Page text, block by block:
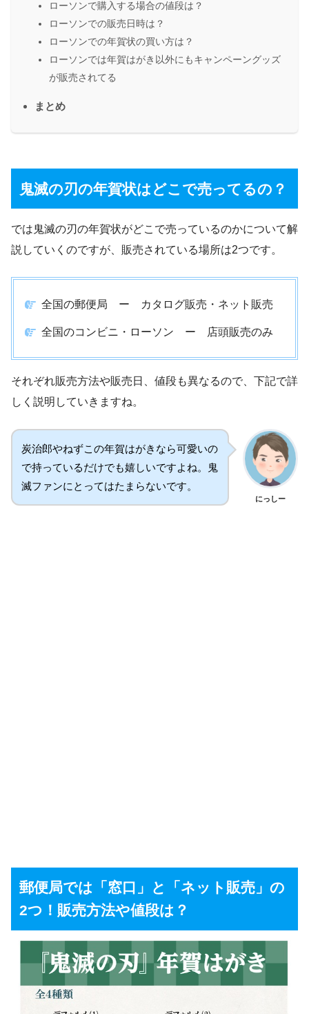
ローソンで購入する場合の値段は？
ローソンでの販売日時は？
ローソンでの年賀状の買い方は？
ローソンでは年賀はがき以外にもキャンペーングッズ
が販売されてる
まとめ
鬼滅の刃の年賀状はどこで売ってるの？
では鬼滅の刃の年賀状がどこで売っているのかについて解
説していくのですが、販売されている場所は2つです。
全国の郵便局 ー カタログ販売・ネット販売
全国のコンビニ・ローソン ー 店頭販売のみ
それぞれ販売方法や販売日、値段も異なるので、下記で詳
しく説明していきますね。
炭治郎やねずこの年賀はがきなら可愛いの
で持っているだけでも嬉しいですよね。鬼
滅ファンにとってはたまらないです。
にっしー
郵便局では「窓口」と「ネット販売」の
2つ！販売方法や値段は？